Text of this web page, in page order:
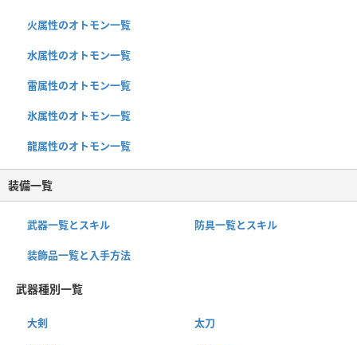
火属性のオトモン一覧
水属性のオトモン一覧
雷属性のオトモン一覧
氷属性のオトモン一覧
龍属性のオトモン一覧
装備一覧
武器一覧とスキル 防具一覧とスキル
装飾品一覧と入手方法
武器種別一覧
大剣 太刀